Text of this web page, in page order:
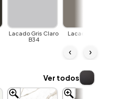
Lacado Gris Claro
B34
Lacado Tortora
‹ ›
Ver todos